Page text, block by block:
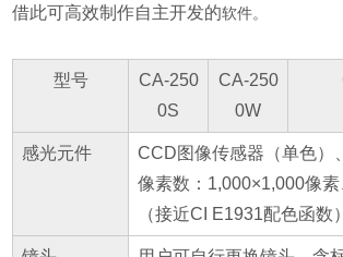
借此可高效制作自主开发的软件。
型号
CA-250
0S
CA-250
0W
感光元件
CCD图像传感器（单色）
像素数：1,000×1,000像
（接近CI E1931配色函